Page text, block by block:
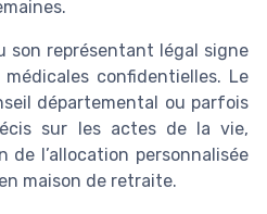
son représentant légal signe
confidentielles. Le
départemental ou parfois
sur les actes de la vie,
de l’allocation personnalisée
maison de retraite.